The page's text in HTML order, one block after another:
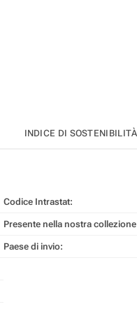
INDICE DI SOSTENIBILITÀ
Codice Intrastat:
Presente nella nostra
Paese di invio: